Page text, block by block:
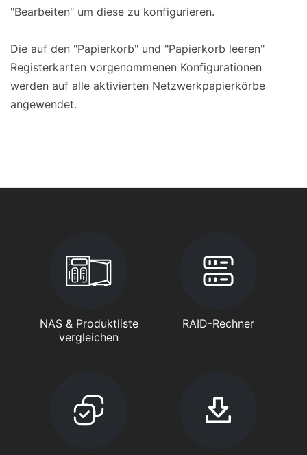
"Bearbeiten" um diese zu konfigurieren.
Die auf den "Papierkorb" und "Papierkorb leeren"
Registerkarten vorgenommenen Konfigurationen
werden auf alle aktivierten Netzwerkpapierkörbe
angewendet.
NAS & Produktliste
vergleichen
RAID-Rechner